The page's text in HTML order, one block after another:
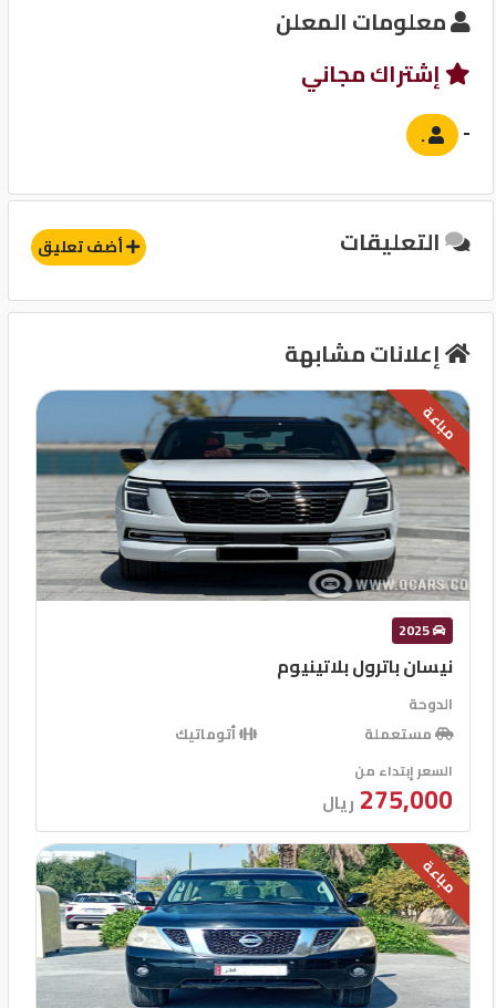
معلومات المعلن
إشتراك مجاني
-
.
التعليقات أضف تعليق
إعلانات مشابهة
مباعة
2025
نيسان باترول بلاتينيوم
الدوحة
مستعملة
أتوماتيك
السعر إبتداء من
275,000 ريال
مباعة